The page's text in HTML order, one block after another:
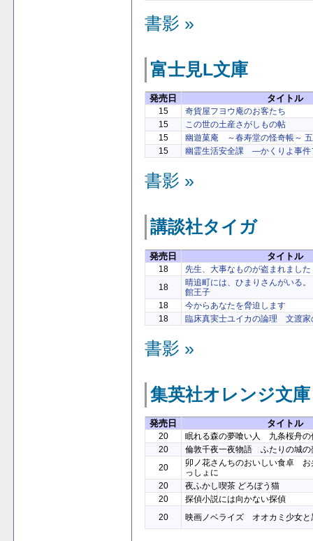
書影 »
富士見L文庫
発売日 タイトル
15
奇貨屋フヨウ庵のお客たち
15
この世の土産さがしもの帖
15
幽遊菓庵 ～春寿堂の怪奇帳～ 五
15
幽霊生活安全課 ―かくりよ事
書影 »
講談社タイガ
発売日 タイトル
18
先生、大事なものが盗まれました
18
晴追町には、ひまりさんがいる
館王子
18
今からあなたを脅迫します
18
臨床真実士ユイカの論理 文渡家
書影 »
集英社オレンジ文庫
発売日 タイトル
20
眠れる森の夢喰い人 九条桜舟の
20
倫敦千夜一夜物語 ふたりの城の
20
卯ノ花さんちのおいしい食卓 お
っしょに
20
夜ふかし喫茶 どろぼう猫
20
探偵小説には向かない探偵
20
映画ノベライズ オオカミ少女と